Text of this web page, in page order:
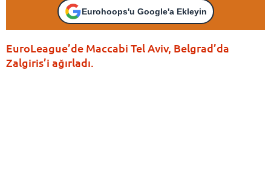
Eurohoops'u Google'a Ekleyin
EuroLeague’de Maccabi Tel Aviv, Belgrad’da
Zalgiris’i ağırladı.